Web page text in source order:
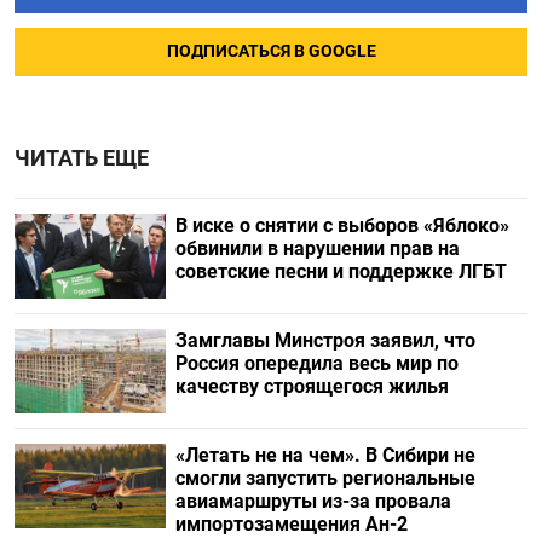
ПОДПИСАТЬСЯ В GOOGLE
ЧИТАТЬ ЕЩЕ
В иске о снятии с выборов «Яблоко»
обвинили в нарушении прав на
советские песни и поддержке ЛГБТ
Замглавы Минстроя заявил, что
Россия опередила весь мир по
качеству строящегося жилья
«Летать не на чем». В Сибири не
смогли запустить региональные
авиамаршруты из-за провала
импортозамещения Ан-2